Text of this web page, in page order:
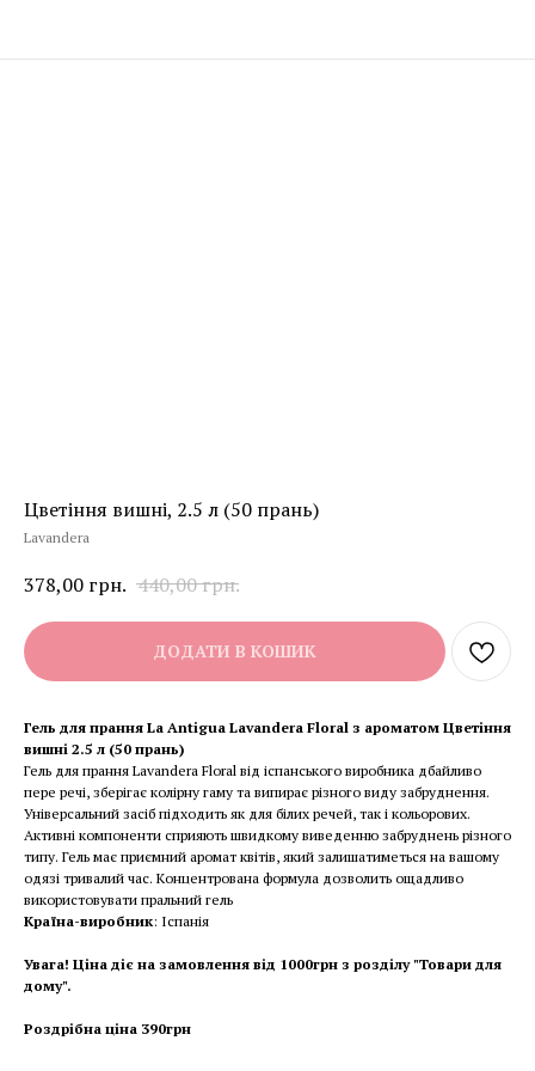
Цветіння вишні, 2.5 л (50 прань)
Lavandera
378,00 грн. 440,00грн.
ДОДАТИ В КОШИК
Гель для прання La Antigua Lavandera Floral з ароматом Цветіння
вишні 2.5 л (50 прань)
Гель для прання Lavandera Floral від іспанського виробника дбайливо
пере речі, зберігає колірну гаму та випирає різного виду забруднення.
Універсальний засіб підходить як для білих речей, так і кольорових.
Активні компоненти сприяють швидкому виведенню забруднень різного
типу. Гель має приємний аромат квітів, який залишатиметься на вашому
одязі тривалий час. Концентрована формула дозволить ощадливо
використовувати пральний гель
Країна-виробник: Іспанія
Увага! Ціна діє на замовлення від 1000грн з розділу "Товари для
дому".
Роздрібна ціна 390грн